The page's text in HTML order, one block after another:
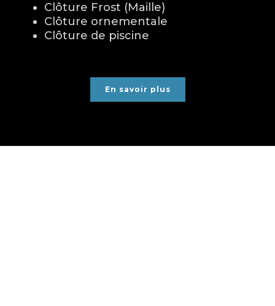
Clôture Frost (Maille)
Clôture ornementale
Clôture de piscine
En savoir plus